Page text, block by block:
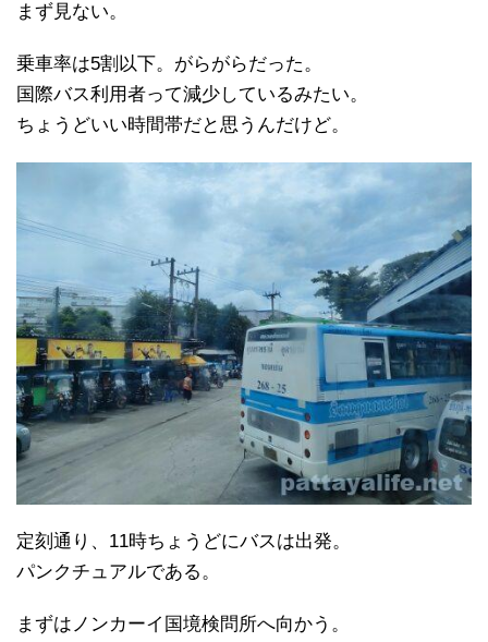
まず見ない。
乗車率は5割以下。がらがらだった。
国際バス利用者って減少しているみたい。
ちょうどいい時間帯だと思うんだけど。
定刻通り、11時ちょうどにバスは出発。
パンクチュアルである。
まずはノンカーイ国境検問所へ向かう。